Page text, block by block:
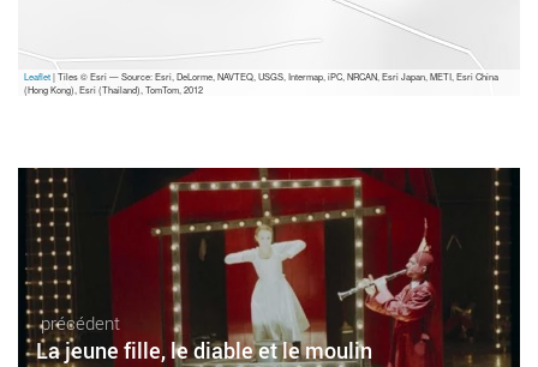
Leaflet| Tiles © Esri — Source: Esri, DeLorme, NAVTEQ, USGS, Intermap, iPC, NRCAN, Esri Japan, METI, Esri China
(Hong Kong), Esri (Thailand), TomTom, 2012
précédent
La jeune fille, le diable et le moulin